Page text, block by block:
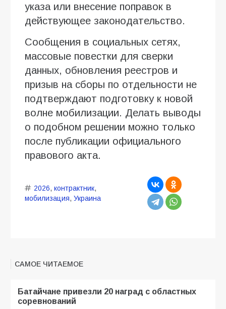
указа или внесение поправок в
действующее законодательство.
Сообщения в социальных сетях,
массовые повестки для сверки
данных, обновления реестров и
призыв на сборы по отдельности не
подтверждают подготовку к новой
волне мобилизации. Делать выводы
о подобном решении можно только
после публикации официального
правового акта.
2026, контрактник,
мобилизация, Украина
САМОЕ ЧИТАЕМОЕ
Батайчане привезли 20 наград с областных
соревнований